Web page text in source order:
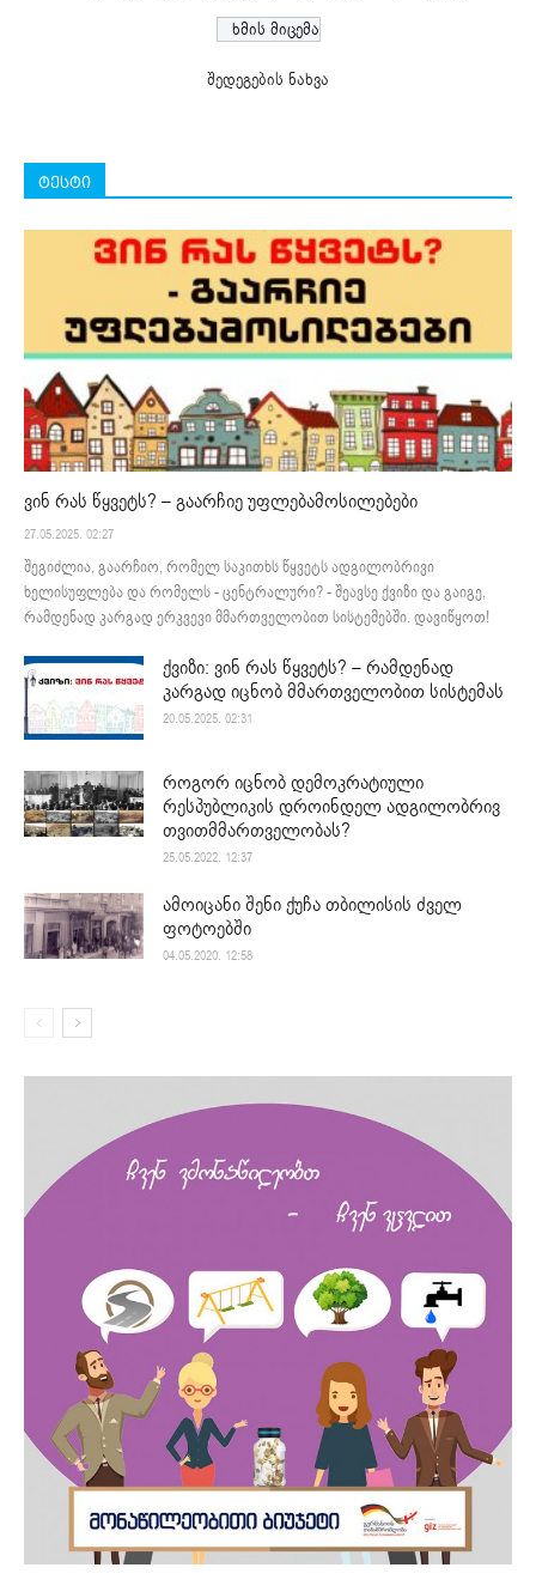
შედეგების ნახვა
ტესტი
ვინ რას წყვეტს? – გაარჩიე უფლებამოსილებები
27.05.2025. 02:27
შეგიძლია, გაარჩიო, რომელ საკითხს წყვეტს ადგილობრივი
ხელისუფლება და რომელს - ცენტრალური? - შეავსე ქვიზი და გაიგე,
რამდენად კარგად ერკვევი მმართველობით სისტემებში. დავიწყოთ!
ქვიზი: ვინ რას წყვეტს? – რამდენად
კარგად იცნობ მმართველობით სისტემას
20.05.2025. 02:31
როგორ იცნობ დემოკრატიული
რესპუბლიკის დროინდელ ადგილობრივ
თვითმმართველობას?
25.05.2022. 12:37
ამოიცანი შენი ქუჩა თბილისის ძველ
ფოტოებში
04.05.2020. 12:58